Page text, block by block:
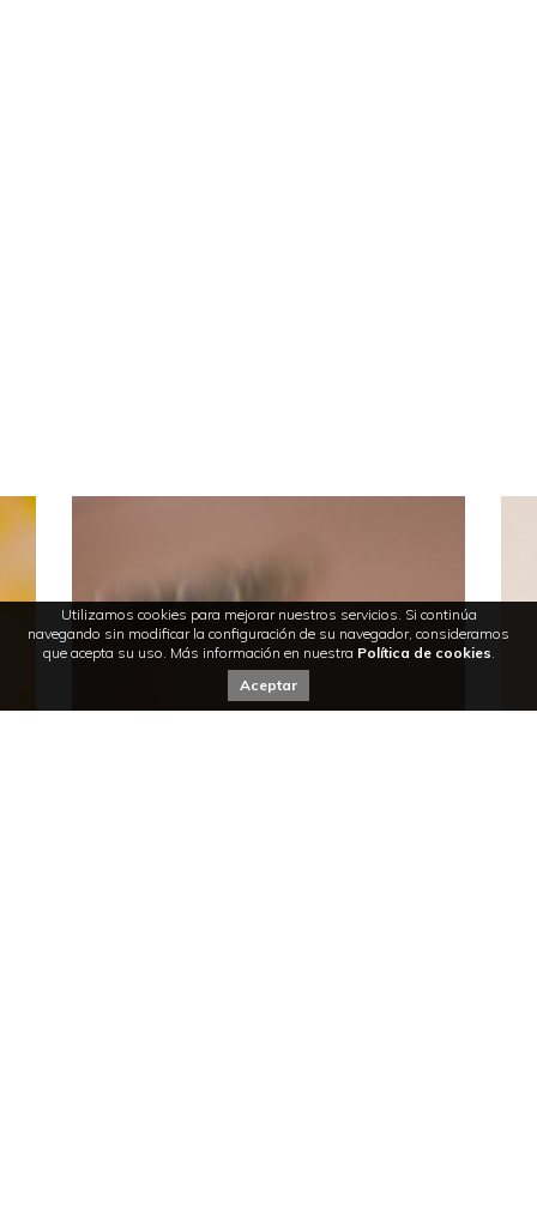
Utilizamos cookies para mejorar nuestros servicios. Si continúa
navegando sin modificar la configuración de su navegador, consideramos
que acepta su uso. Más información en nuestra Política de cookies.
Aceptar